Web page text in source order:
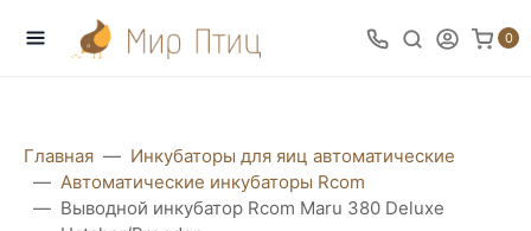
0
Главная
Инкубаторы для яиц автоматические
Автоматические инкубаторы Rcom
Выводной инкубатор Rcom Maru 380 Deluxe